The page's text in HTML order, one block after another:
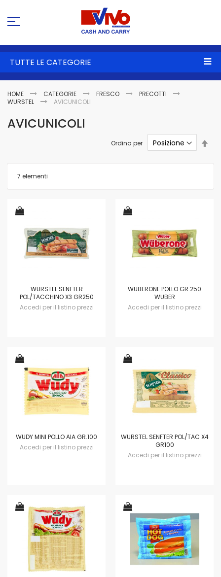
TUTTE LE CATEGORIE
HOME CATEGORIE FRESCO
PRECOTTI
WURSTEL
AVICUNICOLI
AVICUNICOLI
7 elementi
Ordina per
WURSTEL SENFTER
POL/TACCHINO X3 GR250
Accedi per il listino prezzi
WUBERONE POLLO GR.250
WUBER
Accedi per il listino prezzi
WUDY MINI POLLO AIA GR.100
Accedi per il listino prezzi
WURSTEL SENFTER POL/TAC X4
GR100
Accedi per il listino prezzi